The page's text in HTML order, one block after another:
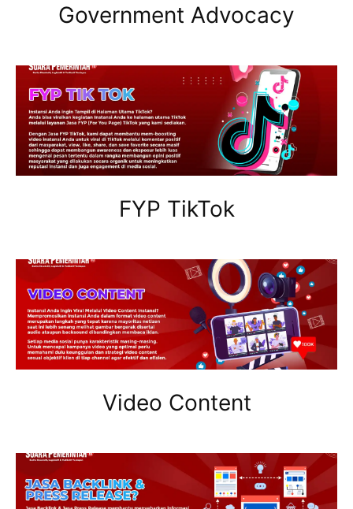
Government Advocacy
FYP TikTok
Video Content